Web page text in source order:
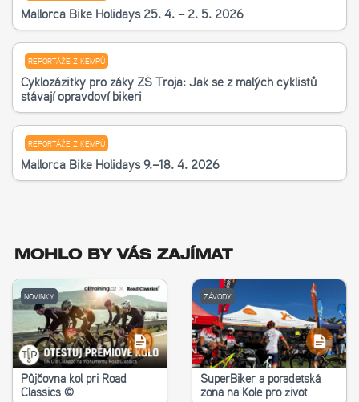
Mallorca Bike Holidays 25. 4. – 2. 5. 2026
REPORTÁŽE Z KEMPŮ
Cyklozážitky pro žáky ZŠ Troja: Jak se z malých cyklistů
stávají opravdoví bikeři
REPORTÁŽE Z KEMPŮ
Mallorca Bike Holidays 9.–18. 4. 2026
MOHLO BY VÁS ZAJÍMAT
NOVINKY
Půjčovna kol při Road
Classics ©
ZÁVODY
SuperBiker a poradetská
zona na Kole pro život